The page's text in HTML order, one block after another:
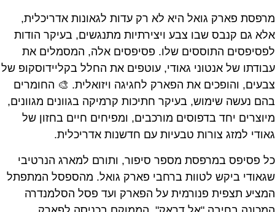
מרפסת פארק גואל היא לא רק עדות לגאונות אדריכלית,
אלא גם קנבס שבו צבע ויצירתיות מתנגשים, בעיקר הודות
לפסיפסים התוססים שלו. פסיפסים אלה, המסמלים את
עבודתו של אנטוני גאודי, עוטפים את החלל בקליידוסקופ של
צבעים, והופכים את הפארק לחגיגה ויזואלית. 🎨 החומרים
בהם נעשה שימוש, בעיקר חתיכות קרמיקה בגוונים מגוונים,
מיוצרים יחד בדפוסים מורכבים, ומפיחים חיים בחזון של
גאודי למזג צורות טבעיות עם חדשנות אדריכלית.
כל פסיפס במרפסת מספר סיפור, ותורם למארג הנרטיבי
שגאודי ביקש לטוות ברחבי פארק גואל. מהספסל המתפתל
המציע תצפית פנורמית על הפארק ועד פסל הסלמנדרה